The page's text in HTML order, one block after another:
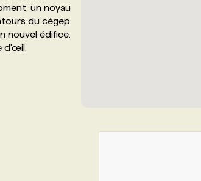
un noyau
du cégep
nouvel édifice.
d'œil.